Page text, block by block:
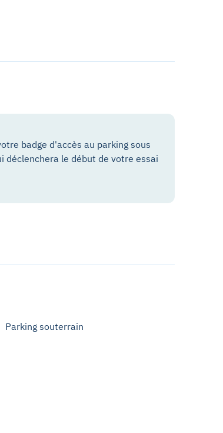
badge d'accès au parking sous
déclenchera le début de votre essai
Parking souterrain